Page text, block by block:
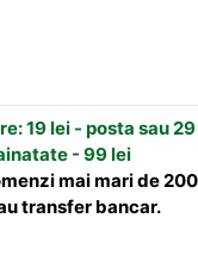
19 lei - posta sau
- 99 lei
mai mari de
transfer bancar.